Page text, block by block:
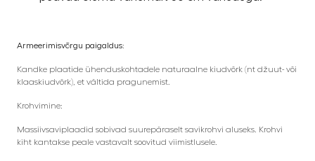
Armeerimisvõrgu paigaldus:
Kandke plaatide ühenduskohtadele naturaalne kiudvõrk (nt džuut- või
klaaskiudvõrk), et vältida pragunemist.
Krohvimine:
Massiivsaviplaadid sobivad suurepäraselt savikrohvi aluseks. Krohvi
kiht kantakse peale vastavalt soovitud viimistlusele.